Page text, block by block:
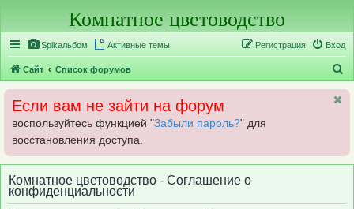
Комнатное цветоводство
Spikальбом Активные темы Вход
Регистрация
Сайт Список форумов
о
Если вам не зайти на форум
воспользуйтесь функцией "Забыли пароль?" для
восстановления доступа.
Комнатное цветоводство - Соглашение о
конфиденциальности